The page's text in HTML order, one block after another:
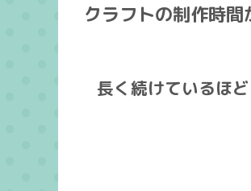
クラフトの制作時間
長く続けているほ